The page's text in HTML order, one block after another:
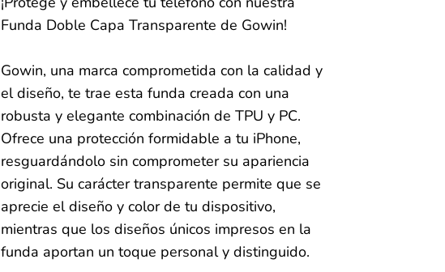
Funda Doble Capa Transparente de Gowin!
Gowin, una marca comprometida con la calidad y
el diseño, te trae esta funda creada con una
robusta y elegante combinación de TPU y PC.
Ofrece una protección formidable a tu iPhone,
resguardándolo sin comprometer su apariencia
original. Su carácter transparente permite que se
aprecie el diseño y color de tu dispositivo,
mientras que los diseños únicos impresos en la
funda aportan un toque personal y distinguido.